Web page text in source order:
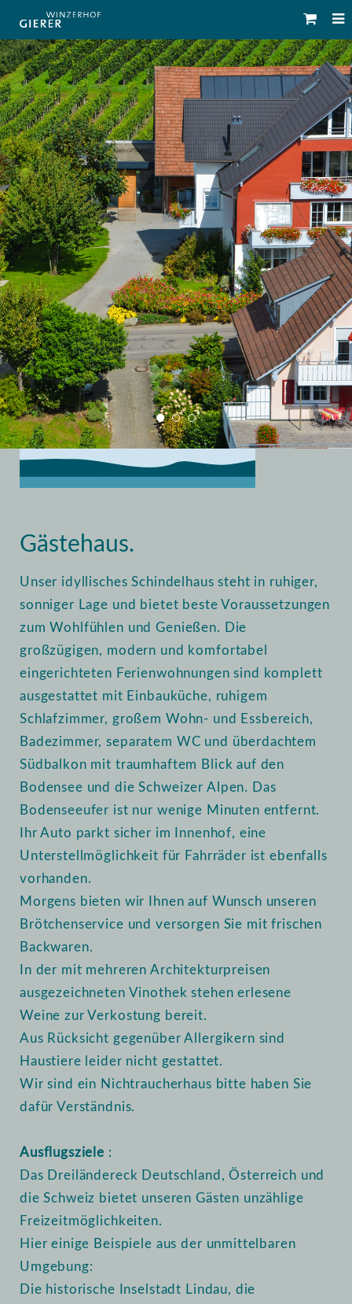
Gästehaus.
Unser idyllisches Schindelhaus steht in ruhiger,
sonniger Lage und bietet beste Voraussetzungen
zum Wohlfühlen und Genießen. Die
großzügigen, modern und komfortabel
eingerichteten Ferienwohnungen sind komplett
ausgestattet mit Einbauküche, ruhigem
Schlafzimmer, großem Wohn- und Essbereich,
Badezimmer, separatem WC und überdachtem
Südbalkon mit traumhaftem Blick auf den
Bodensee und die Schweizer Alpen. Das
Bodenseeufer ist nur wenige Minuten entfernt.
Ihr Auto parkt sicher im Innenhof, eine
Unterstellmöglichkeit für Fahrräder ist ebenfalls
vorhanden.
Morgens bieten wir Ihnen auf Wunsch unseren
Brötchenservice und versorgen Sie mit frischen
Backwaren.
In der mit mehreren Architekturpreisen
ausgezeichneten Vinothek stehen erlesene
Weine zur Verkostung bereit.
Aus Rücksicht gegenüber Allergikern sind
Haustiere leider nicht gestattet.
Wir sind ein Nichtraucherhaus bitte haben Sie
dafür Verständnis.
Ausflugsziele :
Das Dreiländereck Deutschland, Österreich und
die Schweiz bietet unseren Gästen unzählige
Freizeitmöglichkeiten.
Hier einige Beispiele aus der unmittelbaren
Umgebung:
Die historische Inselstadt Lindau, die